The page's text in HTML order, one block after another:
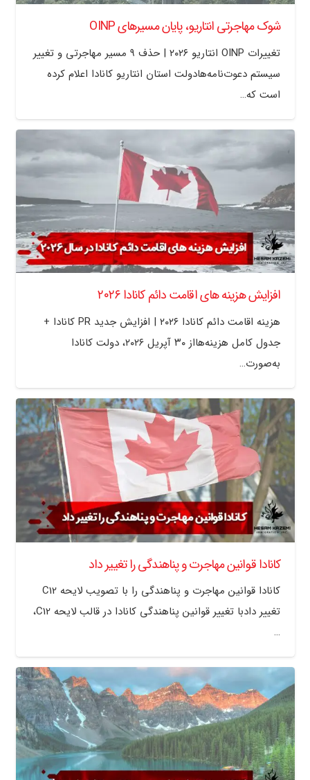
شوک مهاجرتی انتاریو، پایان مسیرهای OINP
تغییرات OINP انتاریو ۲۰۲۶ | حذف ۹ مسیر مهاجرتی و تغییر
سیستم دعوت‌نامه‌هادولت استان انتاریو کانادا اعلام کرده
است که…
افزایش هزینه های اقامت دائم کانادا ۲۰۲۶
هزینه اقامت دائم کانادا ۲۰۲۶ | افزایش جدید PR کانادا +
جدول کامل هزینه‌هااز ۳۰ آپریل ۲۰۲۶، دولت کانادا
به‌صورت…
کانادا قوانین مهاجرت و پناهندگی را تغییر داد
کانادا قوانین مهاجرت و پناهندگی را با تصویب لایحه C12
تغییر دادبا تغییر قوانین پناهندگی کانادا در قالب لایحه C12،
…